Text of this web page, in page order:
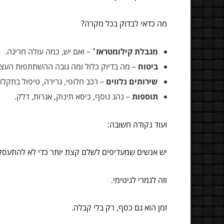
מה כדאי לבדוק בכל מקרה?
מגבלת קילומטראז׳ – ואם יש, כמה עולה חריגה.
ביטוח – מה בדיוק כלול ומה גובה ההשתתפות
שירותים נלווים – רכב חלופי, גרירה, טיפול
תוספות– נהג נוסף, כיסא תינוק, אגרות, דלק.
ועוד נקודה חשובה:
יש אנשים שמעדיפים לשלם קצת יותר כדי לא
וזה לגמרי לגיטימי.
זמן הוא גם כסף, רק בלי קבלה.